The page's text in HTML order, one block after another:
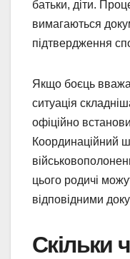
батьки, діти.
вимагаються
підтвердження
Якщо боєць
ситуація
офіційно
Координаційний
цього родичі
відповідними
Скільки